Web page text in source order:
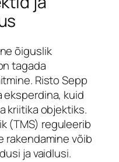
õiguslik
tagada
Risto Sepp
kuid
kriitika objektiks.
(TMS) reguleerib
rakendamine võib
ja vaidlusi.